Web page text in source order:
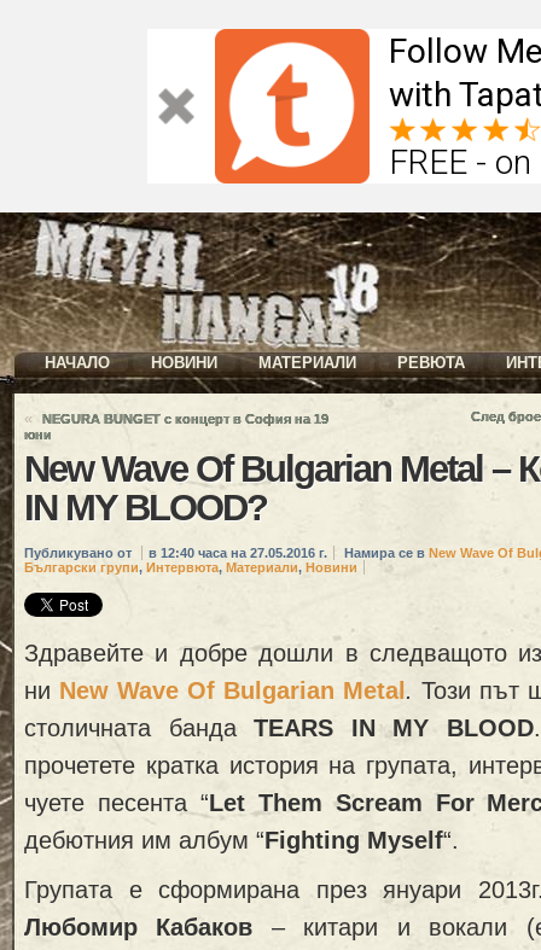
Follow
with
FREE -
НАЧАЛО НОВИНИ МАТЕРИАЛИ РЕВЮТА
«
NEGURA BUNGET с концерт в София на 19
юни
След
New Wave Of Bulgarian Metal –
IN MY BLOOD?
Публикувано от в 12:40 часа на 27.05.2016 г. Намира се в New Wave Of
Български групи, Интервюта, Материали, Новини
Здравейте и добре дошли в следващото
ни New Wave Of Bulgarian Metal . Този път
столичната банда TEARS IN MY BLOOD
прочетете кратка история на групата,
чуете песента “Let Them Scream For
дебютния им албум “Fighting Myself“.
Групата е сформирана през януари
Любомир Кабаков – китари и вокали